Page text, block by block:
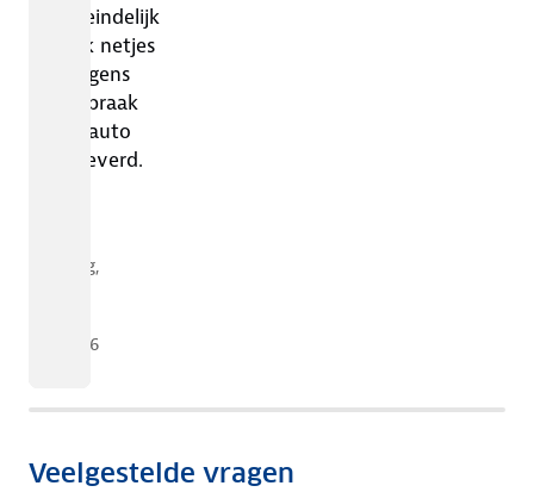
uiteindelijk
ook netjes
volgens
afspraak
de auto
geleverd.
Berg,
2026
Veelgestelde vragen